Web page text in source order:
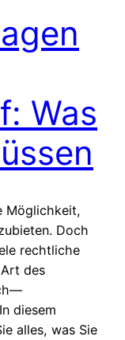
Was
Möglichkeit,
Doch
rechtliche
des
diesem
alles, was Sie